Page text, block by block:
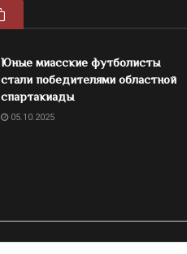
Юные миасские футболисты
стали победителями областной
спартакиады
05.10.2025